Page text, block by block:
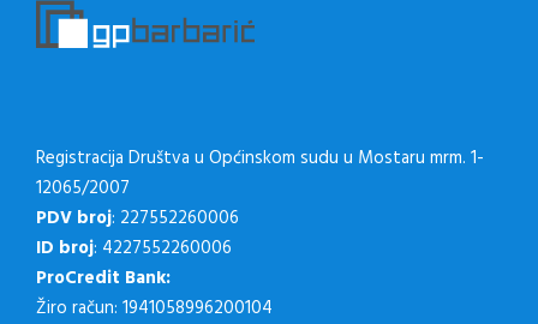
Registracija Društva u Općinskom sudu u Mostaru mrm. 1-
12065/2007
PDV broj: 227552260006
ID broj: 4227552260006
ProCredit Bank:
Žiro račun: 1941058996200104